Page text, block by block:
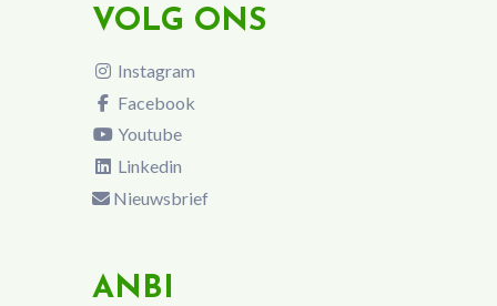
VOLG ONS
Instagram
Facebook
Youtube
Linkedin
Nieuwsbrief
ANBI